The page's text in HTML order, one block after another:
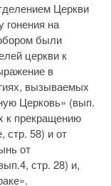
Церкви
гонения на
были
церкви к
в
вызываемых
Церковь» (вып.
к прекращению
стр. 58) и от
от
стр. 28) и,